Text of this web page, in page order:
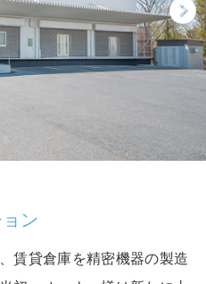
ン
賃貸倉庫を精密機器の製造